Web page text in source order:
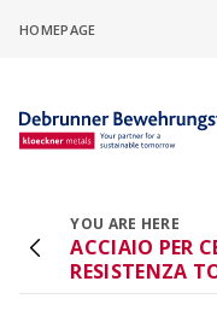
content
HOMEPAGE
Configuratore
ACINOXplus®
YOU ARE HERE
ACCIAIO PER
RESISTENZA